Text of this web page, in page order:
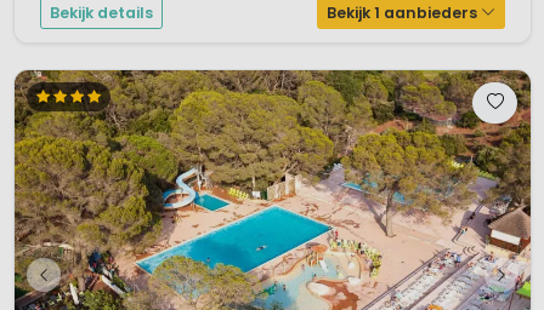
Bekijk details Bekijk 1 aanbieders